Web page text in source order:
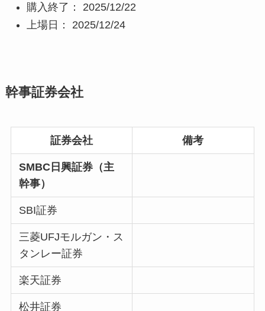
購入終了： 2025/12/22
上場日： 2025/12/24
幹事証券会社
証券会社 備考
SMBC日興証券（主
幹事）
SBI証券
三菱UFJモルガン・ス
タンレー証券
楽天証券
松井証券